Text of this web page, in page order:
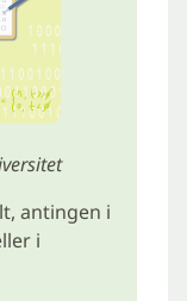
antingen i
i